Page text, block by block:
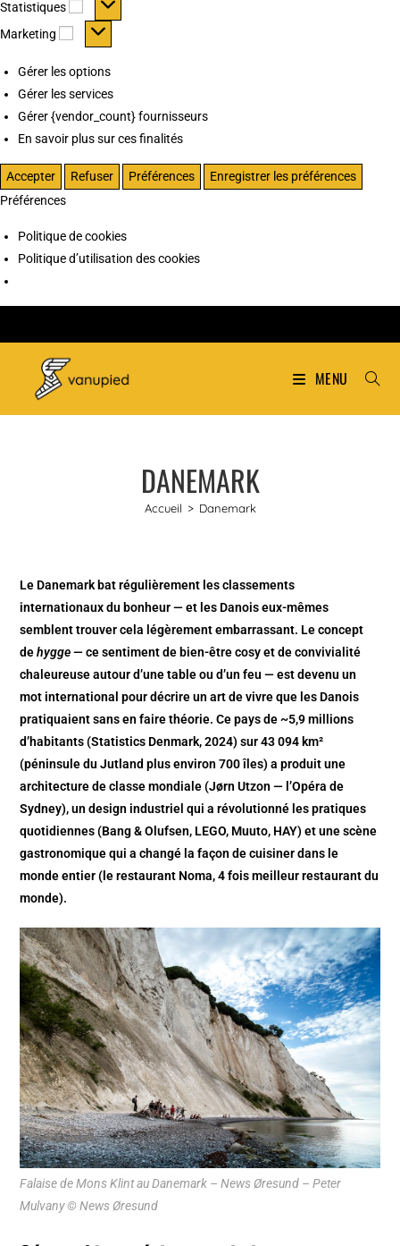
Statistiques Statistiques
Marketing Marketing
Gérer les options
Gérer les services
Gérer {vendor_count} fournisseurs
En savoir plus sur ces finalités
Accepter Refuser Préférences
Enregistrer les préférences
Préférences
Politique de cookies
Politique d’utilisation des cookies
MENU
DANEMARK
Accueil > Danemark
Le Danemark bat régulièrement les classements
internationaux du bonheur — et les Danois eux-mêmes
semblent trouver cela légèrement embarrassant. Le concept
dehygge— ce sentiment de bien-être cosy et de convivialité
chaleureuse autour d’une table ou d’un feu — est devenu un
mot international pour décrire un art de vivre que les Danois
pratiquaient sans en faire théorie. Ce pays de ~5,9 millions
d’habitants (Statistics Denmark, 2024) sur 43 094 km²
(péninsule du Jutland plus environ 700 îles) a produit une
architecture de classe mondiale (Jørn Utzon — l’Opéra de
Sydney), un design industriel qui a révolutionné les pratiques
quotidiennes (Bang & Olufsen, LEGO, Muuto, HAY) et une scène
gastronomique qui a changé la façon de cuisiner dans le
monde entier (le restaurant Noma, 4 fois meilleur restaurant du
monde).
Falaise de Mons Klint au Danemark – News Øresund – Peter
Mulvany © News Øresund